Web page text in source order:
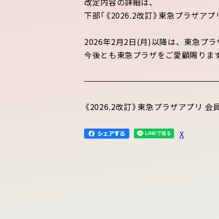
下部「《2026.2改訂》東急プラザア
2026年2月2日(月)以降は、東急プラ
今後とも東急プラザをご愛顧賜りま
《2026.2改訂》東急プラザアプリ 会
X